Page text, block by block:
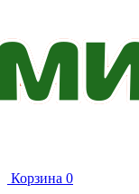
Корзина 0